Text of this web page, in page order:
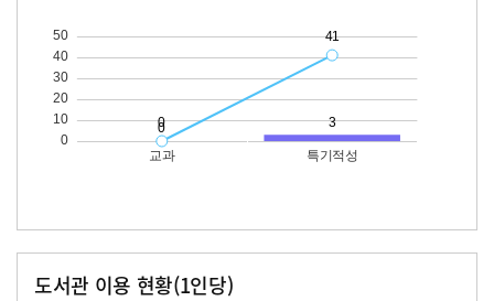
도서관 이용 현황(1인당)